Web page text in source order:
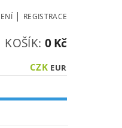
| REGISTRACE
CZK EUR
KOŠÍK: 0 Kč